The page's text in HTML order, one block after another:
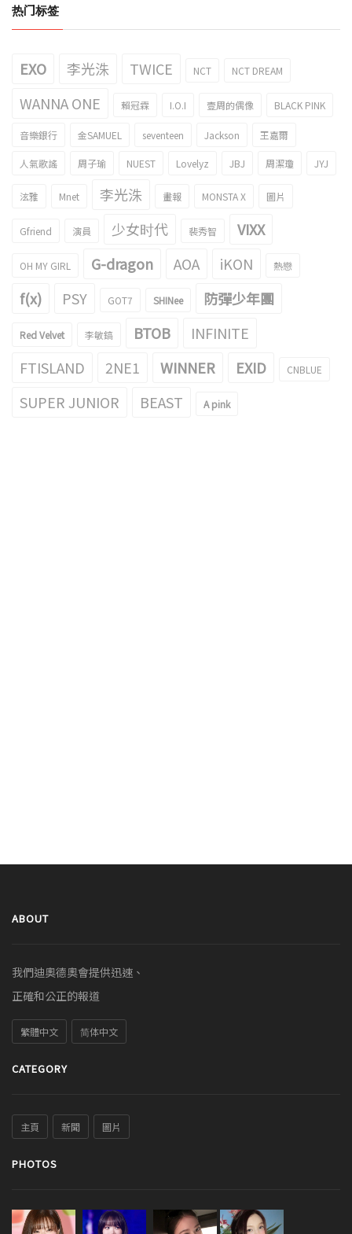
热门标签
EXO 李光洙 TWICE NCT NCT DREAM
WANNA ONE 賴冠霖 I.O.I 壹周的偶像 BLACK PINK
音樂銀行 金SAMUEL seventeen Jackson 王嘉爾
人氣歌謠 周子瑜 NUEST Lovelyz JBJ 周潔瓊 JYJ
泫雅 Mnet 李光洙 畫報 MONSTA X 圖片
Gfriend 演員 少女时代 裴秀智 VIXX
OH MY GIRL G-dragon AOA iKON 熱戀
f(x) PSY GOT7 SHINee 防彈少年團
Red Velvet 李敏鎬 BTOB
INFINITE
FTISLAND
2NE1 WINNER EXID CNBLUE
SUPER JUNIOR BEAST A pink
ABOUT
我們迪奧德奧會提供迅速、
正確和公正的報道
繁體中文 简体中文
CATEGORY
主頁 新聞 圖片
PHOTOS